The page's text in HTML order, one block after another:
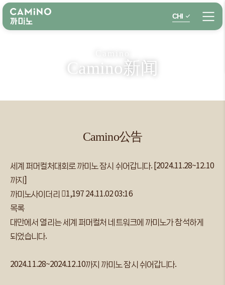
CHI
Camino新闻
Camino公告
세계 퍼머컬처대회로 까미노 잠시 쉬어갑니다. [2024.11.28~12.10
까지]
까미노사이더리 1,19724.11.02 03:16
목록
대만에서 열리는 세계 퍼머컬처 네트워크에 까미노가 참석하게
되었습니다.
2024.11.28~2024.12.10까지 까미노 잠시 쉬어갑니다.